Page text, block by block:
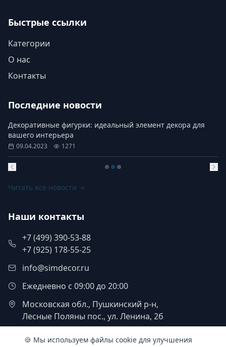
Быстрые ссылки
Категории
О нас
Контакты
Последние новости
Декоративные фигурки: идеальный элемент декора для
вашего интерьера
09.04.2023 1271
Читать все новости →
Наши контакты
+7 (499) 390-53-88
+7 (925) 178-55-25
info@simdecor.ru
Ежедневно с 09:00 до 20:00
Московская обл., Пушкинский р-н,
Лесные Поляны пос., ул. Ленина, 2б
🍪 Мы используем файлы cookie для улучшения